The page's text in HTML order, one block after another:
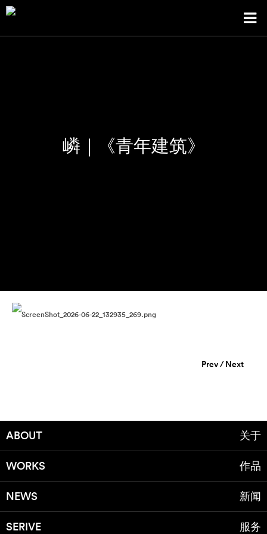
嶙｜《青年建筑》
Prev/Next
ABOUT 关于
WORKS 作品
NEWS 新闻
SERIVE 服务